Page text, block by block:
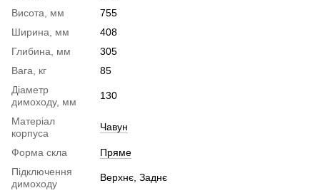
Висота, мм
755
Ширина, мм
408
Глибина, мм
305
Вага, кг
85
Діаметр
димоходу, мм
130
Матеріал
корпуса
Чавун
Форма скла
Пряме
Підключення
димоходу
Верхнє, Заднє